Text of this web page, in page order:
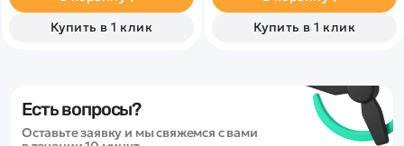
Открывающиеся двери,
капот и багажник делают
модель максимально
Купить в 1 клик
Купить в 1 клик
Есть вопросы?
Оставьте заявку и мы свяжемся с вами